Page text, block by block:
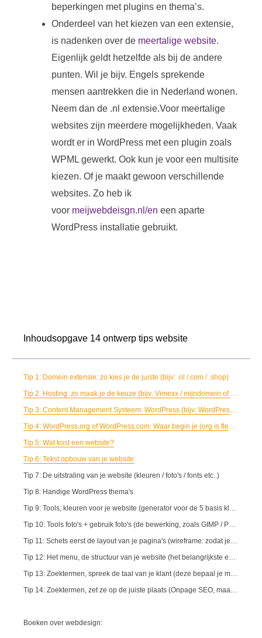
beperkingen met plugins en thema’s.
Onderdeel van het kiezen van een extensie,
is nadenken over de meertalige website.
Eigenlijk geldt hetzelfde als bij de andere
punten. Wil je bijv. Engels sprekende
mensen aantrekken die in Nederland wonen.
Neem dan de .nl extensie.Voor meertalige
websites zijn meerdere mogelijkheden. Vaak
wordt er in WordPress met een plugin zoals
WPML gewerkt. Ook kun je voor een multisite
kiezen. Of je maakt gewoon verschillende
websites. Zo heb ik
voor meijwebdeisgn.nl/en een aparte
WordPress installatie gebruikt.
Inhoudsopgave 14 ontwerp tips website
Tip 1: Domein extensie: zo kies je de juiste (bijv: .nl /.com / .shop)
Tip 2: Hosting: zo maak je de keuze (bijv: Vimexx / mijndomein of sneller)
Tip 3: Content Management Systeem: WordPress (bijv: WordPress / Joomla / Dupral of Magento ...)
Tip 4: WordPress.org of WordPress.com: Waar begin je (org is flexibeler dan com.)
Tip 5: Wat kost een website?
Tip 6: Tekst opbouw van je website
Tip 7: De uitstraling van je website (kleuren / foto's / fonts etc..)
Tip 8: Handige WordPress thema's
Tip 9: Tools, kleuren voor je website (generator voor de 5 basis kleuren)
Tip 10: Tools foto's + gebruik foto's (de bewerking, zoals GIMP / Photoshop of Paintshop)
Tip 11: Schets eerst de layout van je pagina's (wireframe: zodat je visualiseert wat belangrijk is)
Tip 12: Het menu, de structuur van je website (het belangrijkste eerst: dit geld ook voor je menu)
Tip 13: Zoektermen, spreek de taal van je klant (deze bepaal je met bijv. de zoekwoordenplanner van Google)
Tip 14: Zoektermen, zet ze op de juiste plaats (Onpage SEO, maar ook interne links zijn belangrijk)
Boeken over webdesign: